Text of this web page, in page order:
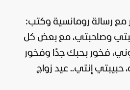
رسالة رومانسية وكتب:
وصاحبتي، مع بعض كل
فخور بحبك جدًا وفخور
حبيبتي إنتي.. عيد زواج